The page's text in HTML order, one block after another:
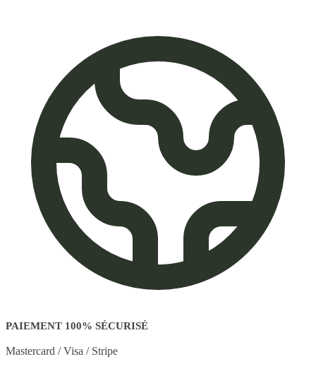
PAIEMENT 100% SÉCURISÉ
Mastercard / Visa / Stripe